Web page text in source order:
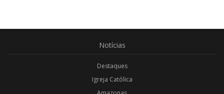
Notícias
Destaques
Igreja Católica